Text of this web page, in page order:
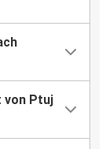
von Ptuj